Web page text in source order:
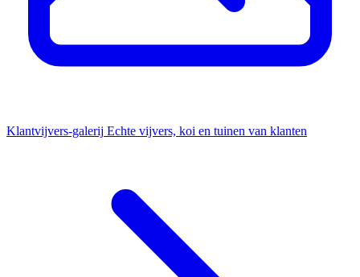
Klantvijvers-galerij Echte vijvers, koi en tuinen van klanten